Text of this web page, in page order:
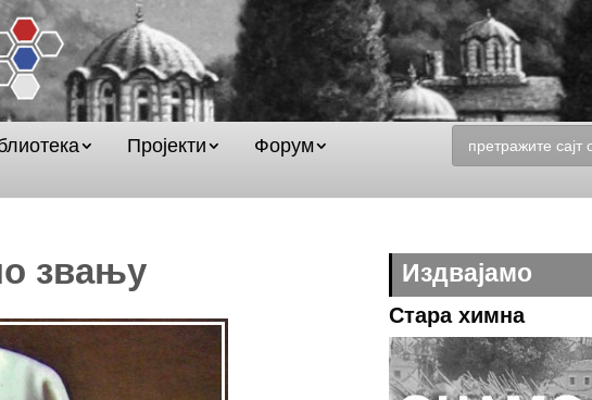
Пројекти
Форум
звању Издвајамо
Стара химна